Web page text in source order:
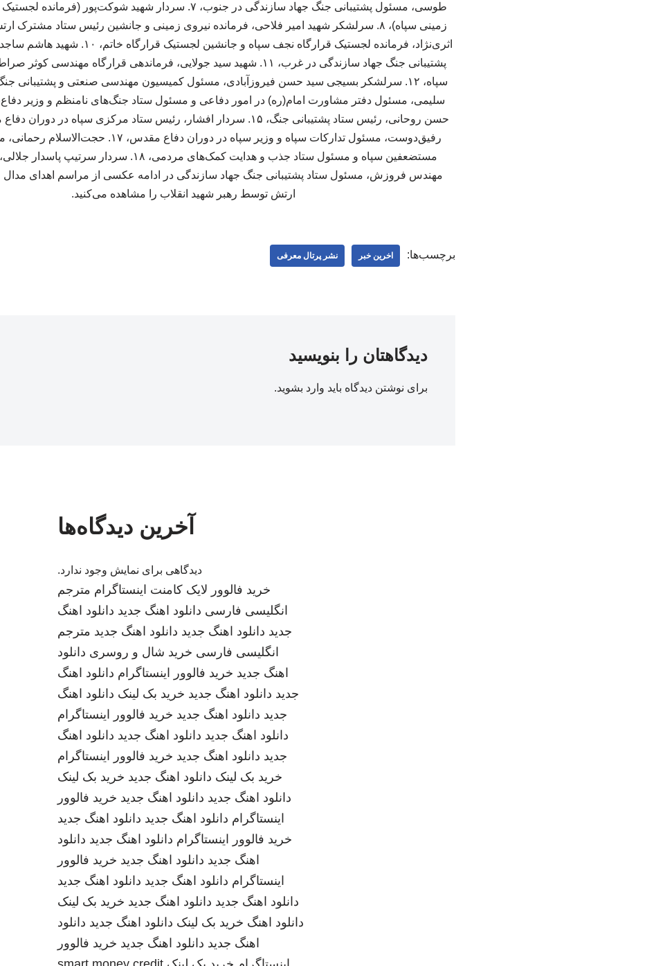
طوسی، مسئول پشتیبانی جنگ جهاد سازندگی در جنوب، ۷. سردار شهید
اثری‌نژاد، فرمانده لجستیک قرارگاه نجف سپاه و
پشتیبانی جنگ جهاد سازندگی در غرب، ۱۱. شهید سید جولایی، فرماندهی قرارگاه
رفیق‌دوست، مسئول تدارکات سپاه و وزیر سپاه در دوران دفاع
مهندس فروزش، مسئول ستاد پشتیبانی جنگ جهاد سازندگی در ادامه عکسی از مراسم اهدای مدال
ارتش توسط رهبر شهید انقلاب را مشاهده می‌کنید.
برچسب‌ها: اخرین خبر نشر پرتال معرفی
دیدگاهتان را بنویسید
برای نوشتن دیدگاه باید وارد بشوید.
آخرین دیدگاه‌ها
دیدگاهی برای نمایش وجود ندارد.
خرید فالوور لایک کامنت اینستاگرام مترجم
انگلیسی فارسی دانلود اهنگ جدید دانلود اهنگ
جدید دانلود اهنگ جدید دانلود اهنگ جدید مترجم
انگلیسی فارسی خرید شال و روسری دانلود
اهنگ جدید خرید فالوور اینستاگرام دانلود اهنگ
جدید دانلود اهنگ جدید خرید بک لینک دانلود اهنگ
جدید دانلود اهنگ جدید خرید فالوور اینستاگرام
دانلود اهنگ جدید دانلود اهنگ جدید دانلود اهنگ
جدید دانلود اهنگ جدید خرید فالوور اینستاگرام
خرید بک لینک دانلود اهنگ جدید خرید بک لینک
دانلود اهنگ جدید دانلود اهنگ جدید خرید فالوور
اینستاگرام دانلود اهنگ جدید دانلود اهنگ جدید
خرید فالوور اینستاگرام دانلود اهنگ جدید دانلود
اهنگ جدید دانلود اهنگ جدید خرید فالوور
اینستاگرام دانلود اهنگ جدید دانلود اهنگ جدید
دانلود اهنگ جدید دانلود اهنگ جدید خرید بک لینک
دانلود اهنگ خرید بک لینک دانلود اهنگ جدید دانلود
اهنگ جدید دانلود اهنگ جدید خرید فالوور